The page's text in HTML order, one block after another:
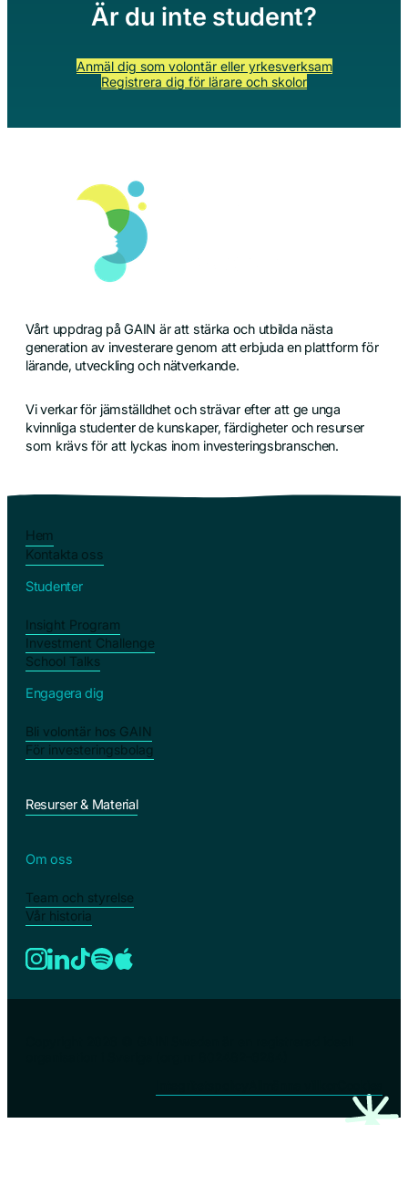
Är du inte student?
Anmäl dig som volontär eller yrkesverksam
Registrera dig för lärare och skolor
Vårt uppdrag på GAIN är att stärka och utbilda nästa
generation av investerare genom att erbjuda en plattform för
lärande, utveckling och nätverkande.
Vi verkar för jämställdhet och strävar efter att ge unga
kvinnliga studenter de kunskaper, färdigheter och resurser
som krävs för att lyckas inom investeringsbranschen.
Hem
Kontakta oss
Studenter
Insight Program
Investment Challenge
School Talks
Engagera dig
Bli volontär hos GAIN
För investeringsbolag
Resurser & Material
Om oss
Team och styrelse
Vår historia